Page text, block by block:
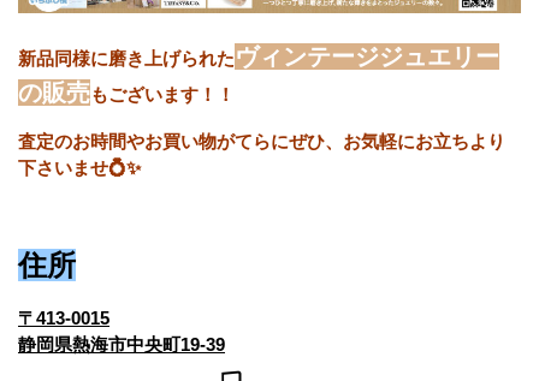
新品同様に磨き上げられたヴィンテージジュエリー
の販売もございます！！
査定のお時間やお買い物がてらにぜひ、お気軽にお立ちより
下さいませ💍✨
住所
〒413-0015
静岡県熱海市中央町19-39